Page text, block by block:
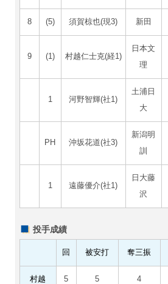
8 (5) 須賀椋也(現3) 新田
9 (1) 村越仁士克(経1)
日本文
理
1 河野智輝(社1)
土浦日
大
PH 沖坂花道(社3)
新潟明
訓
1 遠藤優介(社1)
日大藤
沢
投手成績
回 被安打 奪三振
村越 5 5 4